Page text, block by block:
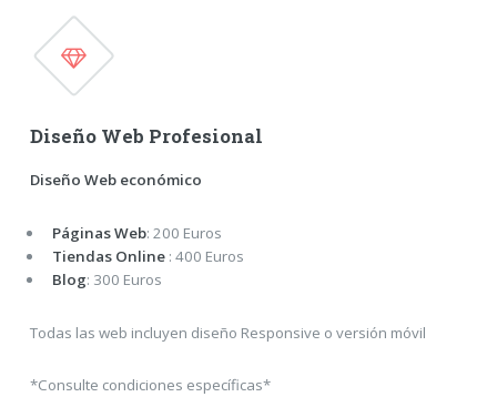
Diseño Web Profesional
Diseño Web económico
Páginas Web: 200 Euros
Tiendas Online: 400 Euros
Blog: 300 Euros
Todas las web incluyen diseño Responsive o versión móvil
*Consulte condiciones específicas*